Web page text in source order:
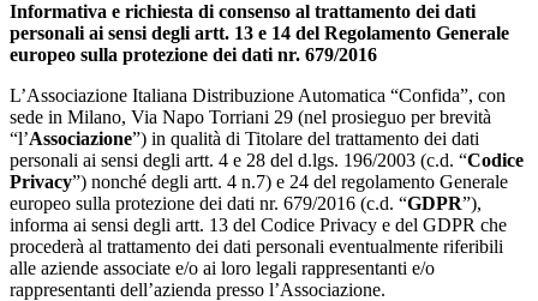
Informativa e richiesta di consenso al trattamento dei dati
personali ai sensi degli artt. 13 e 14 del Regolamento Generale
europeo sulla protezione dei dati nr. 679/2016
L’Associazione Italiana Distribuzione Automatica “Confida”, con
sede in Milano, Via Napo Torriani 29 (nel prosieguo per brevità
“l’Associazione”) in qualità di Titolare del trattamento dei dati
personali ai sensi degli artt. 4 e 28 del d.lgs. 196/2003 (c.d. “Codice
Privacy”) nonché degli artt. 4 n.7) e 24 del regolamento Generale
europeo sulla protezione dei dati nr. 679/2016 (c.d. “GDPR”),
informa ai sensi degli artt. 13 del Codice Privacy e del GDPR che
procederà al trattamento dei dati personali eventualmente riferibili
alle aziende associate e/o ai loro legali rappresentanti e/o
rappresentanti dell’azienda presso l’Associazione.